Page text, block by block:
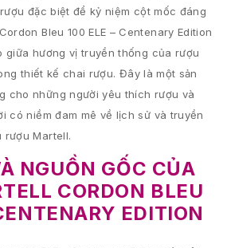
đặc biệt để kỷ niệm cột mốc đáng
Bleu 100 ELE – Centenary Edition
giữa hương vị truyền thống của rượu
thiết kế chai rượu. Đây là một sản
cho những người yêu thích rượu và
có niềm đam mê về lịch sử và truyền
rượu Martell.
NGUỒN GỐC CỦA
CORDON BLEU
EDITION